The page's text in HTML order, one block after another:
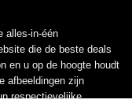
alles-in-één
die de beste deals
en u op de hoogte houdt
afbeeldingen zijn
respectievelijke